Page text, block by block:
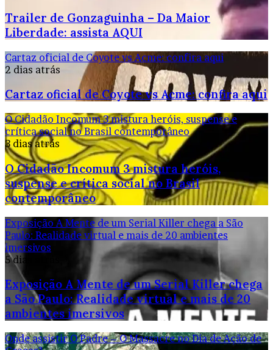
Trailer de Gonzaguinha – Da Maior
Liberdade: assista AQUI
Cartaz oficial de Coyote vs Acme: confira aqui
2 dias atrás
Cartaz oficial de Coyote vs Acme: confira aqui
O Cidadão Incomum 3 mistura heróis, suspense e
crítica social no Brasil contemporâneo
3 dias atrás
O Cidadão Incomum 3 mistura heróis,
suspense e crítica social no Brasil
contemporâneo
Exposição A Mente de um Serial Killer chega a São
Paulo: Realidade virtual e mais de 20 ambientes
imersivos
5 dias atrás
Exposição A Mente de um Serial Killer chega
a São Paulo: Realidade virtual e mais de 20
ambientes imersivos
Onde assistir O Padre – O Massacre no Dia de Ação de